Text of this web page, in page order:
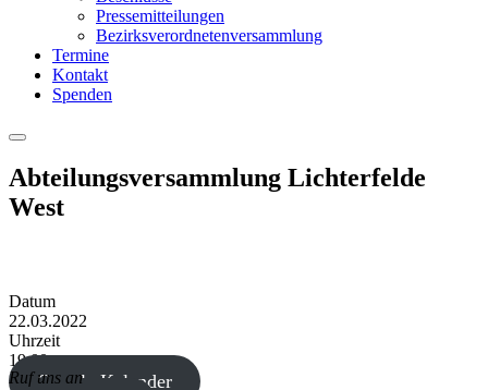
Pressemitteilungen
Bezirksverordnetenversammlung
Termine
Kontakt
Spenden
Menu
Abteilungsversammlung Lichterfelde
West
Datum
22.03.2022
Uhrzeit
19:00
Google Kalender
Ruf uns an